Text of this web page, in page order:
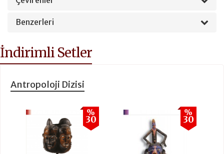
Benzerleri
İndirimli Setler
Antropoloji Dizisi
%
30
%
30